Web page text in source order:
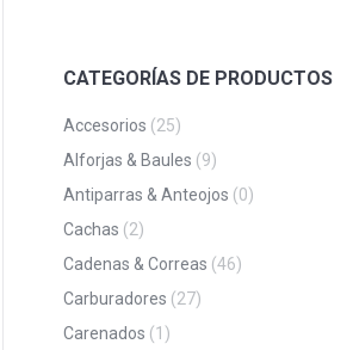
CATEGORÍAS DE PRODUCTOS
Accesorios (25)
Alforjas & Baules (9)
Antiparras & Anteojos (0)
Cachas (2)
Cadenas & Correas (46)
Carburadores (27)
Carenados (1)